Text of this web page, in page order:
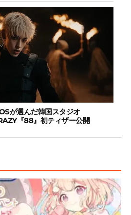
が選んだ韓国スタジオ
『88』初ティザー公開